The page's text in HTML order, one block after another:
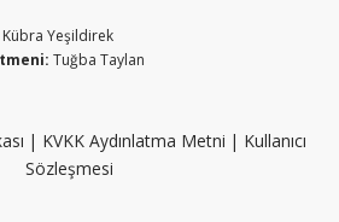
Kübra Yeşildirek
Tuğba Taylan
| KVKK Aydınlatma Metni | Kullanıcı
Sözleşmesi